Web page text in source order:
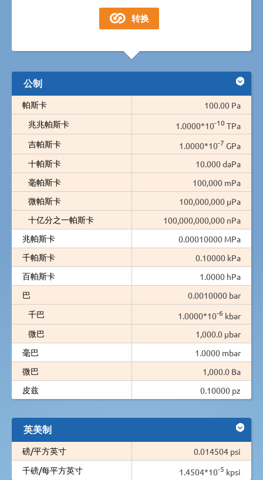
公制
帕斯卡
100.00 Pa
兆兆帕斯卡
1.0000*10-10 TPa
吉帕斯卡
1.0000*10-7 GPa
十帕斯卡
10.000 daPa
毫帕斯卡
100,000 mPa
微帕斯卡
100,000,000 µPa
十亿分之一帕斯卡
100,000,000,000 nPa
兆帕斯卡
0.00010000 MPa
千帕斯卡
0.10000 kPa
百帕斯卡
1.0000 hPa
巴
0.0010000 bar
千巴
1.0000*10-6 kbar
微巴
1,000.0 µbar
毫巴
1.0000 mbar
微巴
1,000.0 Ba
皮兹
0.10000 pz
英美制
磅/平方英寸
0.014504 psi
千磅/每平方英寸
1.4504*10-5 kpsi